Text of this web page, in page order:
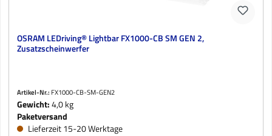
OSRAM LEDriving® Lightbar FX1000-CB SM GEN 2,
Zusatzscheinwerfer
Artikel-Nr.: FX1000-CB-SM-GEN2
Gewicht:4,0 kg
Paketversand
Lieferzeit 15-20 Werktage